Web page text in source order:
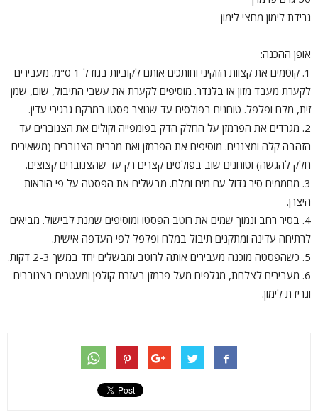
גרידת לימון מחצי לימון
אופן ההכנה:
1. קוטמים את קצוות הזוקיני וחותכים אותם לקוביות בגודל 1 ס"מ. מעבירים
לקערת מעבד מזון או בלנדר. מוסיפים לקערת את עשבי התיבול, שום, שמן
זית, מלח ופלפל. טוחנים בפולסים עד שנוצר פסטו במרקם גרגירי עדין.
2. מגרדים את הפרמזן על החלק הדק בפומפייה וקולים את הצנוברים עד
הזהבה קלה ומצננים. מוסיפים את הפרמזן ואת מרבית הצנוברים (משאירים
חלק להגשה) וטוחנים שוב בפולסים קצרים רק עד שהצנוברים קצוצים.
3. מחממים סיר גדול עם מים ומלח. מבשלים את הפסטה על פי הוראות
היצרן.
4. בסיר רחב ונמוך שמים את רוטב הפסטו ומוסיפים שמנת לבישול. מביאים
לרתיחה עדינה ומתקנים תיבול במלח ופלפל לפי העדפה אישית.
5. כשהפסטה מוכנה מעבירים אותה לרוטב ומבשלים יחד במשך 2-3 דקות.
6. מעבירים לצלחת, מגלפים מעל פרמזן בעזרת קולפן ומעטרים בצנוברים
וגרידת לימון.